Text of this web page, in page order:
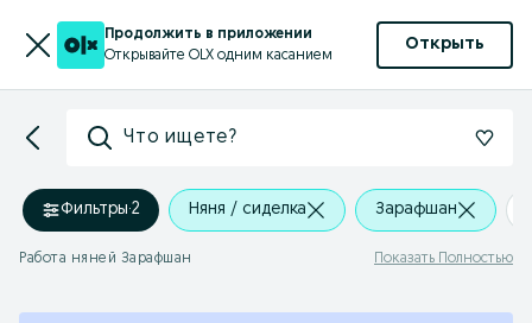
Продолжить в приложении
Открывайте OLX одним касанием
Открыть
Что ищете?
Фильтры·2 Няня / сиделка Зарафшан
Работа няней Зарафшан Показать Полностью